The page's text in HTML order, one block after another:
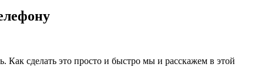
сделать это просто и быстро мы и расскажем в этой